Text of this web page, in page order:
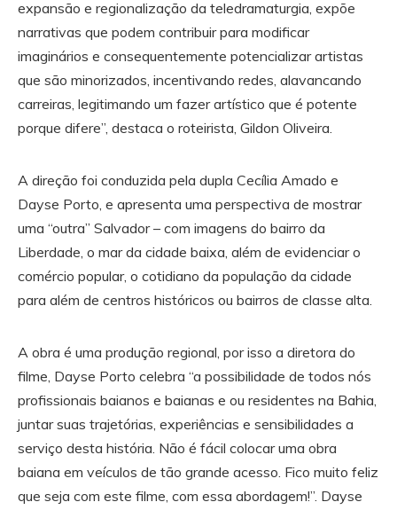
expansão e regionalização da teledramaturgia, expõe
narrativas que podem contribuir para modificar
imaginários e consequentemente potencializar artistas
que são minorizados, incentivando redes, alavancando
carreiras, legitimando um fazer artístico que é potente
porque difere”, destaca o roteirista, Gildon Oliveira.
A direção foi conduzida pela dupla Cecília Amado e
Dayse Porto, e apresenta uma perspectiva de mostrar
uma “outra” Salvador – com imagens do bairro da
Liberdade, o mar da cidade baixa, além de evidenciar o
comércio popular, o cotidiano da população da cidade
para além de centros históricos ou bairros de classe alta.
A obra é uma produção regional, por isso a diretora do
filme, Dayse Porto celebra “a possibilidade de todos nós
profissionais baianos e baianas e ou residentes na Bahia,
juntar suas trajetórias, experiências e sensibilidades a
serviço desta história. Não é fácil colocar uma obra
baiana em veículos de tão grande acesso. Fico muito feliz
que seja com este filme, com essa abordagem!”. Dayse